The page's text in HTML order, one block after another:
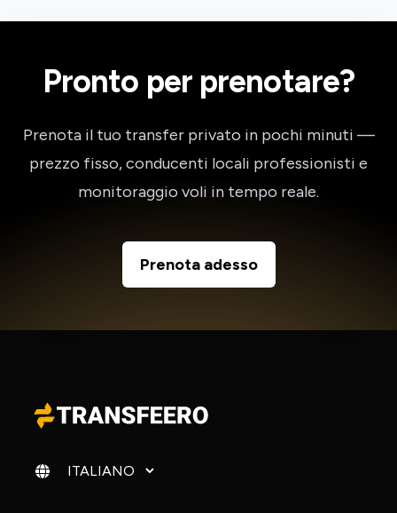
Pronto per prenotare?
Prenota il tuo transfer privato in pochi minuti —
prezzo fisso, conducenti locali professionisti e
monitoraggio voli in tempo reale.
Prenota adesso
Cambia lingua